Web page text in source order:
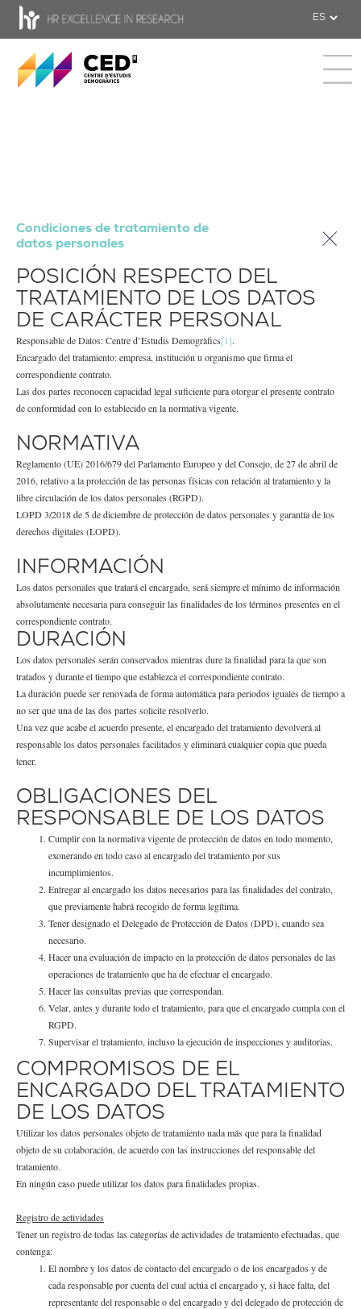
CED - Centro de Estudios
Condiciones de tratamiento de
datos personales
POSICIÓN RESPECTO DEL
TRATAMIENTO DE LOS DATOS
DE CARÁCTER PERSONAL
Responsable de Datos: Centre d’Estudis Demogràfics[1].
Encargado del tratamiento: empresa, institución u organismo que firma el
correspondiente contrato.
Las dos partes reconocen capacidad legal suficiente para otorgar el presente contrato
de conformidad con lo establecido en la normativa vigente.
NORMATIVA
Reglamento (UE) 2016/679 del Parlamento Europeo y del Consejo, de 27 de abril de
2016, relativo a la protección de las personas físicas con relación al tratamiento y la
libre circulación de los datos personales (RGPD).
LOPD 3/2018 de 5 de diciembre de protección de datos personales y garantía de los
derechos digitales (LOPD).
INFORMACIÓN
Los datos personales que tratará el encargado, será siempre el mínimo de información
absolutamente necesaria para conseguir las finalidades de los términos presentes en el
correspondiente contrato.
DURACIÓN
Los datos personales serán conservados mientras dure la finalidad para la que son
tratados y durante el tiempo que establezca el correspondiente contrato.
La duración puede ser renovada de forma automática para periodos iguales de tiempo a
no ser que una de las dos partes solicite resolverlo.
Una vez que acabe el acuerdo presente, el encargado del tratamiento devolverá al
responsable los datos personales facilitados y eliminará cualquier copia que pueda
tener.
OBLIGACIONES DEL
RESPONSABLE DE LOS DATOS
Cumplir con la normativa vigente de protección de datos en todo momento,
exonerando en todo caso al encargado del tratamiento por sus
incumplimientos.
Entregar al encargado los datos necesarios para las finalidades del contrato,
que previamente habrá recogido de forma legítima.
Tener designado el Delegado de Protección de Datos (DPD), cuando sea
necesario.
Hacer una evaluación de impacto en la protección de datos personales de las
operaciones de tratamiento que ha de efectuar el encargado.
Hacer las consultas previas que correspondan.
Velar, antes y durante todo el tratamiento, para que el encargado cumpla con el
RGPD.
Supervisar el tratamiento, incluso la ejecución de inspecciones y auditorias.
COMPROMISOS DE EL
ENCARGADO DEL TRATAMIENTO
DE LOS DATOS
Utilizar los datos personales objeto de tratamiento nada más que para la finalidad
objeto de su colaboración, de acuerdo con las instrucciones del responsable del
tratamiento.
En ningún caso puede utilizar los datos para finalidades propias.
Registro de actividades
Tener un registro de todas las categorías de actividades de tratamiento efectuadas, que
contenga:
El nombre y los datos de contacto del encargado o de los encargados y de
cada responsable por cuenta del cual actúa el encargado y, si hace falta, del
representante del responsable o del encargado y del delegado de protección de